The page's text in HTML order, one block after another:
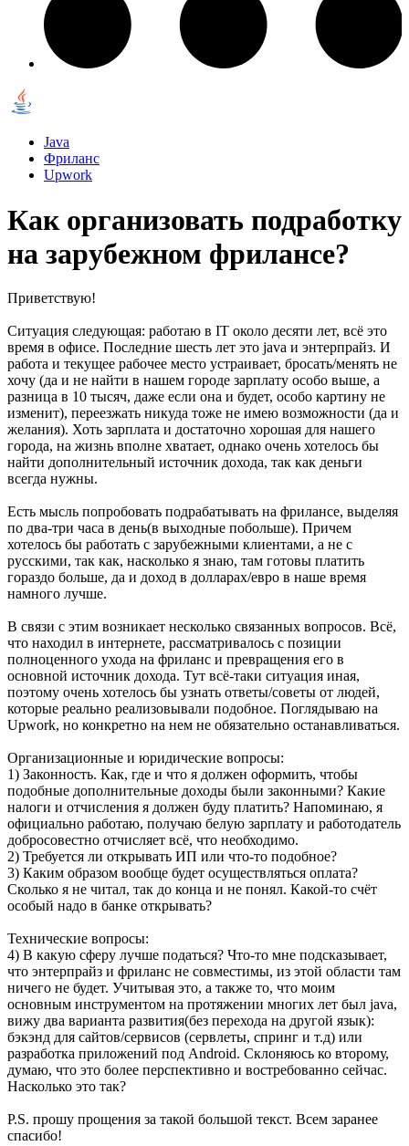
Java
Фриланс
Upwork
Как организовать подработку
на зарубежном фрилансе?
Приветствую!
Ситуация следующая: работаю в IT около десяти лет, всё это
время в офисе. Последние шесть лет это java и энтерпрайз. И
работа и текущее рабочее место устраивает, бросать/менять не
хочу (да и не найти в нашем городе зарплату особо выше, а
разница в 10 тысяч, даже если она и будет, особо картину не
изменит), переезжать никуда тоже не имею возможности (да и
желания). Хоть зарплата и достаточно хорошая для нашего
города, на жизнь вполне хватает, однако очень хотелось бы
найти дополнительный источник дохода, так как деньги
всегда нужны.
Есть мысль попробовать подрабатывать на фрилансе, выделяя
по два-три часа в день(в выходные побольше). Причем
хотелось бы работать с зарубежными клиентами, а не с
русскими, так как, насколько я знаю, там готовы платить
гораздо больше, да и доход в долларах/евро в наше время
намного лучше.
В связи с этим возникает несколько связанных вопросов. Всё,
что находил в интернете, рассматривалось с позиции
полноценного ухода на фриланс и превращения его в
основной источник дохода. Тут всё-таки ситуация иная,
поэтому очень хотелось бы узнать ответы/советы от людей,
которые реально реализовывали подобное. Поглядываю на
Upwork, но конкретно на нем не обязательно останавливаться.
Организационные и юридические вопросы:
1) Законность. Как, где и что я должен оформить, чтобы
подобные дополнительные доходы были законными? Какие
налоги и отчисления я должен буду платить? Напоминаю, я
официально работаю, получаю белую зарплату и работодатель
добросовестно отчисляет всё, что необходимо.
2) Требуется ли открывать ИП или что-то подобное?
3) Каким образом вообще будет осуществляться оплата?
Сколько я не читал, так до конца и не понял. Какой-то счёт
особый надо в банке открывать?
Технические вопросы:
4) В какую сферу лучше податься? Что-то мне подсказывает,
что энтерпрайз и фриланс не совместимы, из этой области там
ничего не будет. Учитывая это, а также то, что моим
основным инструментом на протяжении многих лет был java,
вижу два варианта развития(без перехода на другой язык):
бэкэнд для сайтов/сервисов (сервлеты, спринг и т.д) или
разработка приложений под Android. Склоняюсь ко второму,
думаю, что это более перспективно и востребованно сейчас.
Насколько это так?
P.S. прошу прощения за такой большой текст. Всем заранее
спасибо!